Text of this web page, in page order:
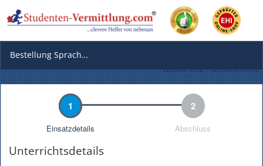
Kostenlose Kundenhotline
Bestellung Sprachunterricht
1
Einsatzdetails
2
Abschluss
Unterrichtsdetails